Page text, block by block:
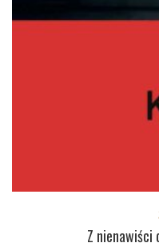
Z nienawiści